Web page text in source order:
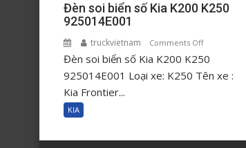
Đèn soi biển số Kia K200 K250
925014E001
truckvietnam Comments Offon
Đèn
soi
Đèn soi biển số Kia K200 K250
925014E001 Loại xe: K250 Tên xe :
Kia Frontier...
KIA